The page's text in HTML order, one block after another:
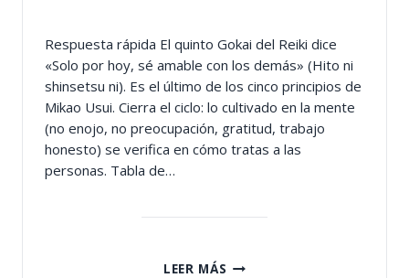
Respuesta rápida El quinto Gokai del Reiki dice
«Solo por hoy, sé amable con los demás» (Hito ni
shinsetsu ni). Es el último de los cinco principios de
Mikao Usui. Cierra el ciclo: lo cultivado en la mente
(no enojo, no preocupación, gratitud, trabajo
honesto) se verifica en cómo tratas a las
personas. Tabla de…
LEER MÁS QUINTO